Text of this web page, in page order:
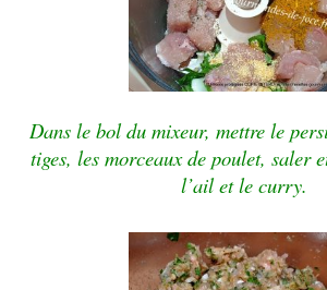
Dans le bol du mixeur, mettre le
tiges, les morceaux de poulet, saler
l’ail et le curry.